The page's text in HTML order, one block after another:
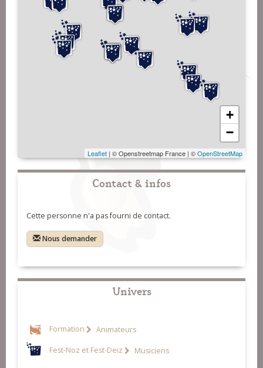
+
−
Leaflet | © Openstreetmap France | ©OpenStreetMap
Contact & infos
Cette personne n'a pas fourni de contact.
Nous demander
Univers
Formation Animateurs
Fest-Noz et Fest-Deiz Musiciens